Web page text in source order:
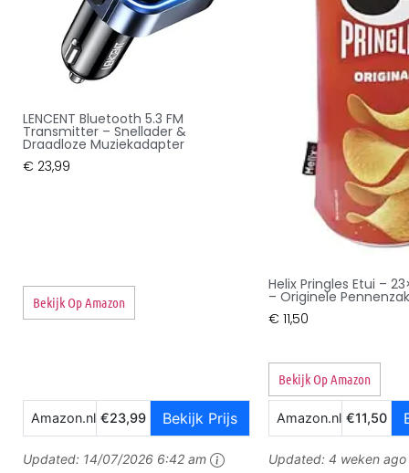
LENCENT Bluetooth 5.3 FM
Transmitter – Snellader &
Draadloze Muziekadapter
€ 23,99
Bekijk Op Amazon
Amazon.nl €23,99 Bekijk Prijs
Updated: 14/07/2026 6:42 am
Helix Pringles Etui –
– Originele Pennenzak
€ 11,50
Bekijk Op Amazon
Amazon.nl €11,50
Updated: 4 weken ago